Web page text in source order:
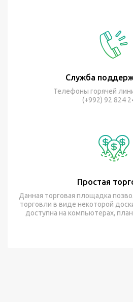
Служба
Телефоны горячей
(+992) 92 824
Простая
Данная торговая площадка
торговли в виде некоторой
доступна на компьютерах,